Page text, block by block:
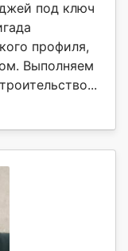
под ключ
профиля,
Выполняем